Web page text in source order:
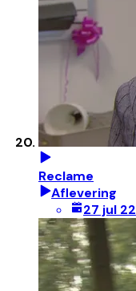
Reclame
Aflevering
27 jul 22